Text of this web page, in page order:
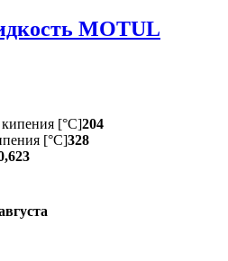
MOTUL
[°C]204
[°C]328